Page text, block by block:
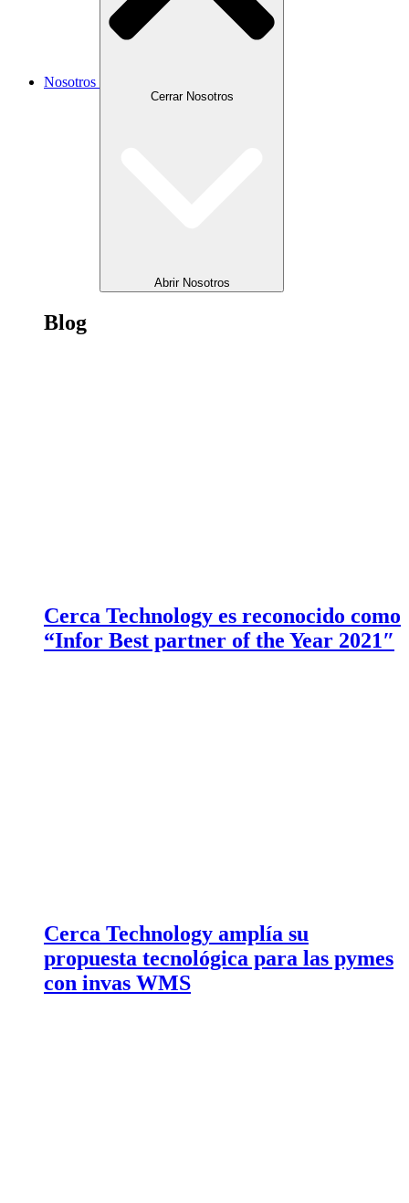
Nosotros
Cerrar Nosotros
Abrir Nosotros
Blog
Cerca Technology es reconocido como
“Infor Best partner of the Year 2021″
Cerca Technology amplía su
propuesta tecnológica para las pymes
con invas WMS